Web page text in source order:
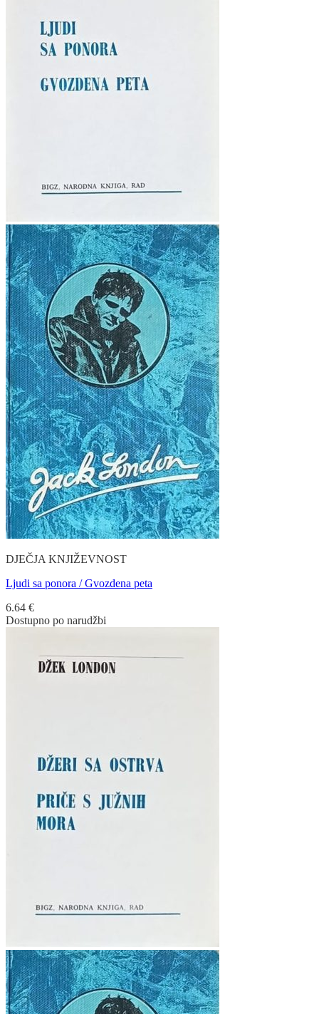
DJEČJA KNJIŽEVNOST
Ljudi sa ponora / Gvozdena peta
6.64 €
Dostupno po narudžbi